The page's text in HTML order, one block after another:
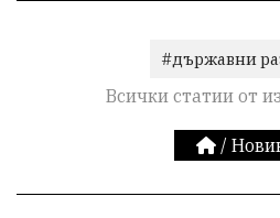
#държавни
Всички статии от
/